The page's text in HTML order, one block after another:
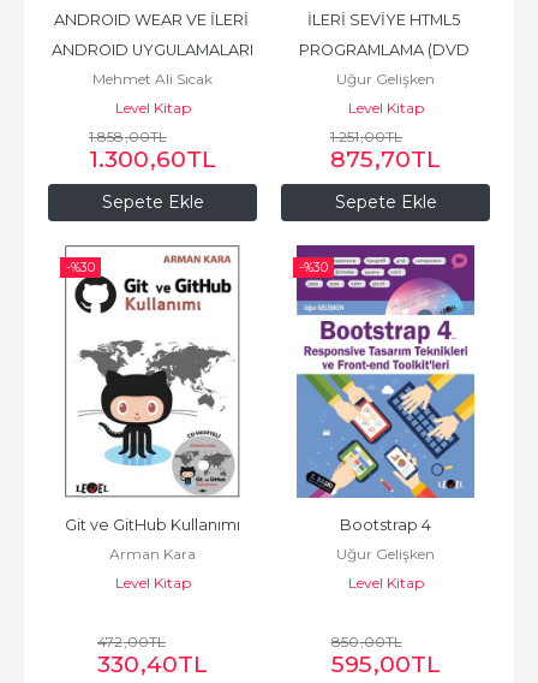
Sepete Ekle
ANDROID WEAR VE İLERİ
ANDROID UYGULAMALARI
Mehmet Ali Sıcak
Level Kitap
1.858,00TL
1.300,60TL
Sepete Ekle
İLERİ SEVİYE HTML5
PROGRAMLAMA (DVD
Hediyeli)
Uğur Gelişken
Level Kitap
1.251,00TL
875,70TL
-%30
Git ve GitHub Kullanımı
Arman Kara
Level Kitap
472,00TL
330,40TL
-%30
Bootstrap 4
Uğur Gelişken
Level Kitap
850,00TL
595,00TL